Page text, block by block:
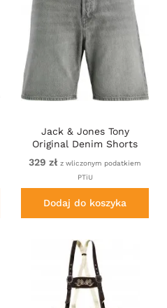
Jack & Jones Tony
Original Denim Shorts
329 zł z wliczonym podatkiem
PTiU
Dodaj do koszyka